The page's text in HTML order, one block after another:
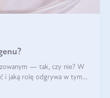
— tak, czy nie? W
i jaką rolę odgrywa w tym